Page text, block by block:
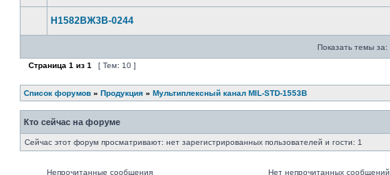
Н1582ВЖ3В-0244
Показать темы за:
Страница 1 из 1 [ Тем: 10 ]
Список форумов » Продукция » Мультиплексный канал MIL-STD-1553B
Кто сейчас на форуме
Сейчас этот форум просматривают: нет зарегистрированных пользователей и гости: 1
Непрочитанные сообщения Нет непрочитанных сообщений